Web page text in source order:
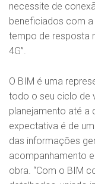
necessite de
beneficiados com
tempo de resposta
4G”.
O BIM é uma
todo o seu ciclo de
planejamento até a
expectativa é de
das informações
acompanhamento
obra. “Com o BIM